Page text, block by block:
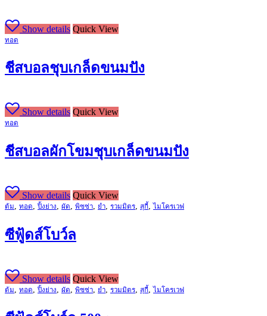
Show details Quick View
ทอด
ชีสบอลชุบเกล็ดขนมปัง
Show details Quick View
ทอด
ชีสบอลผักโขมชุบเกล็ดขนมปัง
Show details Quick View
ต้ม, ทอด,ปิ้งย่าง, ผัด, พิซซ่า, ยำ, รวมมิตร, สุกี้,ไมโครเวฟ
ซีฟู้ดส์โบว์ล
Show details Quick View
ต้ม ทอด ,ปิ้งย่าง ผัด พิซซ่า ยำ รวมมิตร สุกี้ ,ไมโครเวฟ